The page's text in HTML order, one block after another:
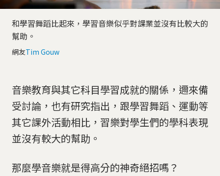
和學習舞蹈比起來，學習音樂似乎對課業並沒有比較大的
幫助。
網友Tim Gouw
音樂教育與其它科目學習成就的關係，邇來備
受討論，也有研究指出，跟學習舞蹈、運動等
其它課外活動相比，習樂對學生們的學科表現
並沒有較大的幫助。
那麼學音樂就是得高分的神奇絕招嗎？